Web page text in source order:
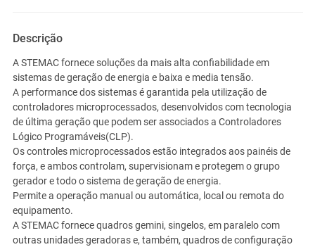
Descrição
A STEMAC fornece soluções da mais alta confiabilidade em
sistemas de geração de energia e baixa e media tensão.
A performance dos sistemas é garantida pela utilização de
controladores microprocessados, desenvolvidos com tecnologia
de última geração que podem ser associados a Controladores
Lógico Programáveis(CLP).
Os controles microprocessados estão integrados aos painéis de
força, e ambos controlam, supervisionam e protegem o grupo
gerador e todo o sistema de geração de energia.
Permite a operação manual ou automática, local ou remota do
equipamento.
A STEMAC fornece quadros gemini, singelos, em paralelo com
outras unidades geradoras e, também, quadros de configuração